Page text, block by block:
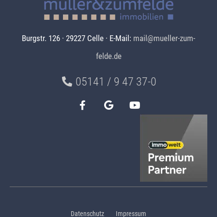
Burgstr. 126 · 29227 Celle · E-Mail: mail@mueller-zum-
felde.de
05141 / 9 47 37-0
Datenschutz Impressum